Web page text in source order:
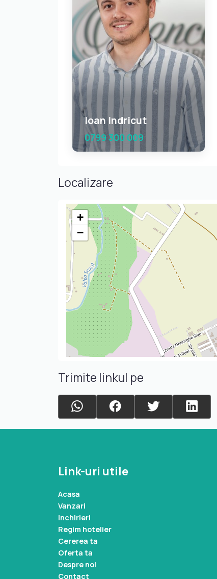
Ioan Indricut
0799 300 009
Localizare
+
−
Trimite linkul pe
Link-uri utile
Acasa
Vanzari
Inchirieri
Regim hotelier
Cererea ta
Oferta ta
Despre noi
Contact